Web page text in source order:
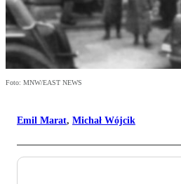
Foto: MNW/EAST NEWS
Emil Marat, Michał Wójcik